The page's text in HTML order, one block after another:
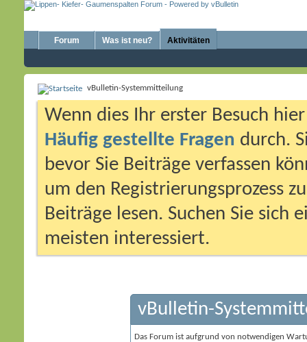
Forum Was ist neu? Aktivitäten
vBulletin-Systemmitteilung
Wenn dies Ihr erster Besuch
Häufig gestellte Fragen durch.
bevor Sie Beiträge verfassen
um den Registrierungsprozess
Beiträge lesen. Suchen Sie sich
meisten interessiert.
vBulletin-
Das Forum ist aufgrund von notwendigen